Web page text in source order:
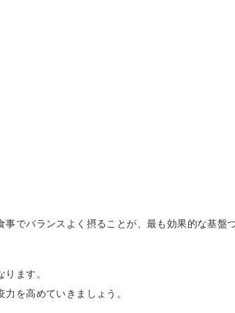
でバランスよく摂ることが、最も効果的な基盤
ます。
を高めていきましょう。